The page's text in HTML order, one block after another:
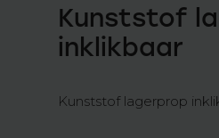
Kunststof
inklikbaar
Kunststof lagerprop